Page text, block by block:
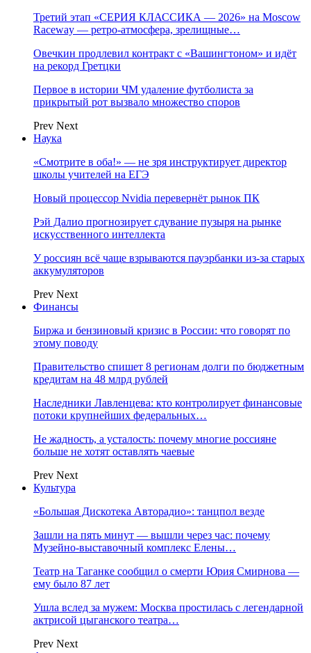
Третий этап «СЕРИЯ КЛАССИКА — 2026» на Moscow
Raceway — ретро‑атмосфера, зрелищные…
Овечкин продлевил контракт с «Вашингтоном» и идёт
на рекорд Гретцки
Первое в истории ЧМ удаление футболиста за
прикрытый рот вызвало множество споров
Prev Next
Наука
«Смотрите в оба!» — не зря инструктирует директор
школы учителей на ЕГЭ
Новый процессор Nvidia перевернёт рынок ПК
Рэй Далио прогнозирует сдувание пузыря на рынке
искусственного интеллекта
У россиян всё чаще взрываются пауэрбанки из-за старых
аккумуляторов
Prev Next
Финансы
Биржа и бензиновый кризис в России: что говорят по
этому поводу
Правительство спишет 8 регионам долги по бюджетным
кредитам на 48 млрд рублей
Наследники Лавленцева: кто контролирует финансовые
потоки крупнейших федеральных…
Не жадность, а усталость: почему многие россияне
больше не хотят оставлять чаевые
Prev Next
Культура
«Большая Дискотека Авторадио»: танцпол везде
Зашли на пять минут — вышли через час: почему
Музейно-выставочный комплекс Елены…
Театр на Таганке сообщил о смерти Юрия Смирнова —
ему было 87 лет
Ушла вслед за мужем: Москва простилась с легендарной
актрисой цыганского театра…
Prev Next